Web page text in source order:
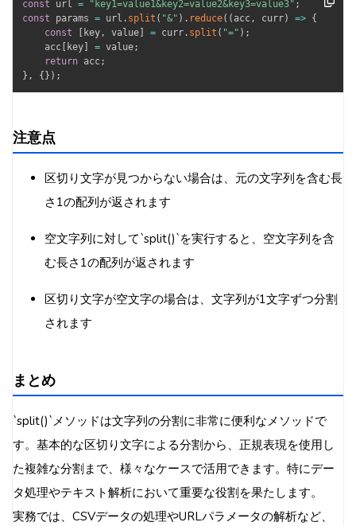
const url = "key1=value1&key2=value2&key3=value3" ;
const params = url . split ( "&" ) . reduce( ( acc, curr) => {
const
key, value = curr . split ( "=" ) ;
    acc
key = value;
return acc;
} , { } ) ;
注意点
区切り文字が見つからない場合は、元の文字列を含む長
さ1の配列が返されます
空文字列に対して`split()`を実行すると、空文字列を含
む長さ1の配列が返されます
区切り文字が空文字の場合は、文字列が1文字ずつ分割
されます
まとめ
`split()`メソッドは文字列の分割に非常に便利なメソッドで
す。基本的な区切り文字による分割から、正規表現を使用し
た複雑な分割まで、様々なケースで活用できます。特にデー
タ処理やテキスト解析において重要な役割を果たします。
実務では、CSVデータの処理やURLパラメータの解析など、